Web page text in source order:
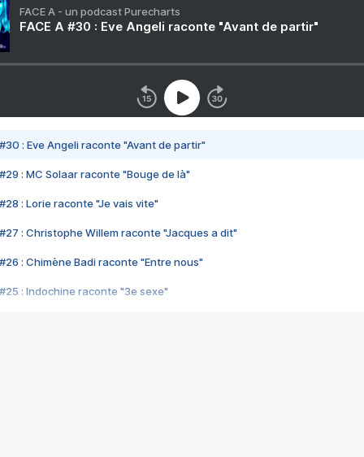
FACE A - un podcast Purecharts
FACE A #30 : Eve Angeli raconte "Avant de partir"
#30 : Eve Angeli raconte "Avant de partir"
#29 : MC Solaar raconte "Bouge de là"
#28 : Lorie raconte "Je vais vite"
#27 : Christophe Willem raconte "Jacques a dit"
#26 : Chimène Badi raconte "Entre nous"
#25 : Indochine raconte "3e sexe"